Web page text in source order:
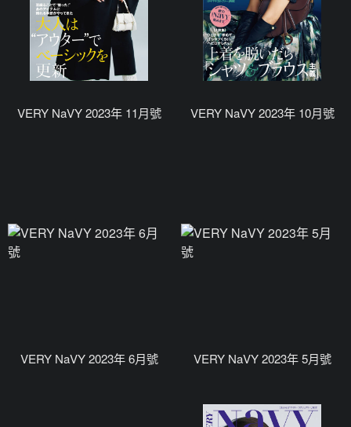
VERY NaVY 2023年 11月號 VERY NaVY 2023年 10月號
VERY NaVY 2023年 6月號 VERY NaVY 2023年 5月號